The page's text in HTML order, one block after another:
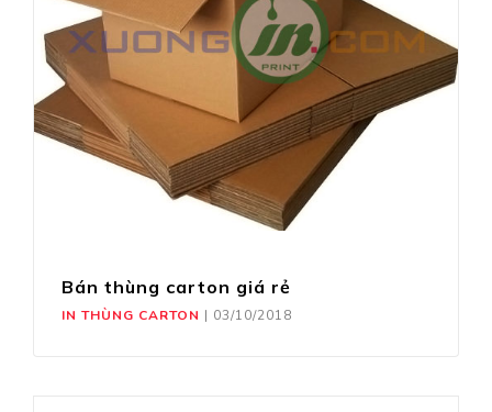
Bán thùng carton giá rẻ
IN THÙNG CARTON | 03/10/2018